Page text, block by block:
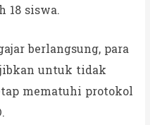
18 siswa.
berlangsung, para
untuk tidak
mematuhi protokol